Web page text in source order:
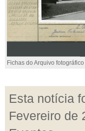
Fichas do Arquivo fotográfico
Esta notícia
Fevereiro de